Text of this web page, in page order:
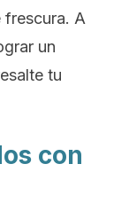
frescura. A
un
tu
con